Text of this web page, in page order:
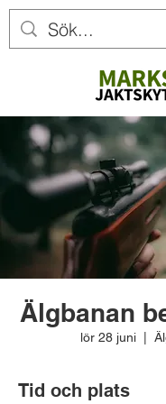
Älgbanan
lör 28 juni
Tid och plats